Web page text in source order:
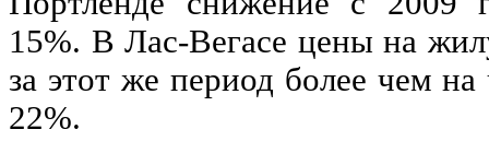
15%. В Лас-Вегасе цены на
за этот же период более чем на
22%.